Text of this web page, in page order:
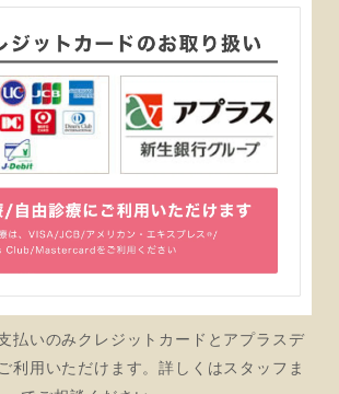
払いのみクレジットカードとアプラスデ
利用いただけます。詳しくはスタッフま